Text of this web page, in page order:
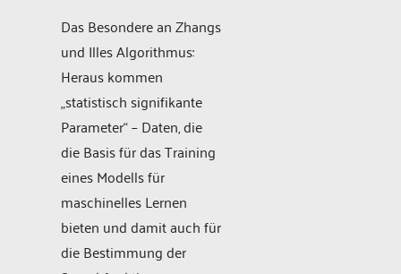
Das Besondere an Zhangs
und Illes Algorithmus:
Heraus kommen
„statistisch signifikante
Parameter“ – Daten, die
die Basis für das Training
eines Modells für
maschinelles Lernen
bieten und damit auch für
die Bestimmung der